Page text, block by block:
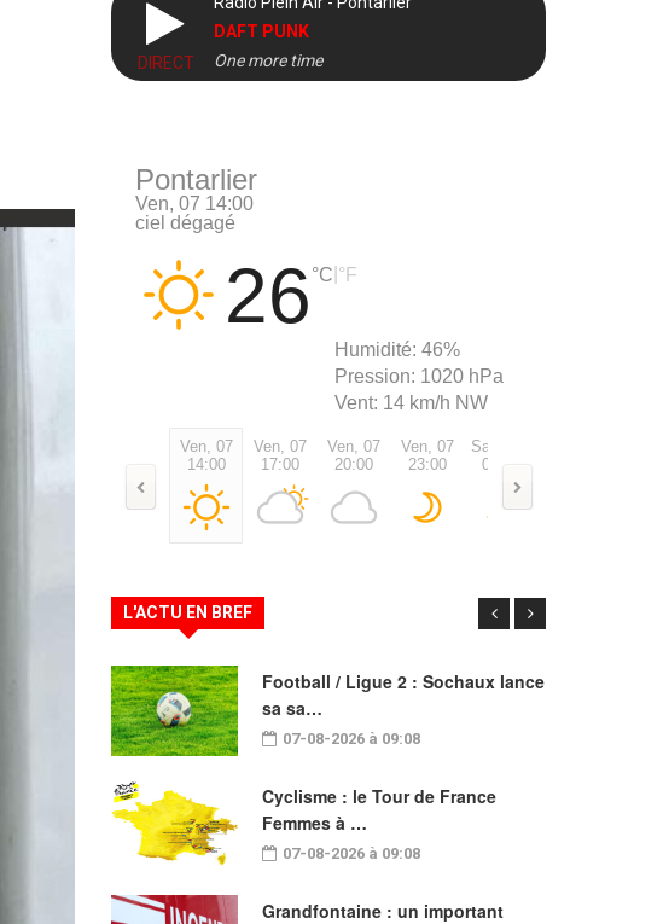
DIRECT
DAFT PUNK
One more time
Pontarlier
Ven, 07 14:00
ciel dégagé
26 °C °F
Humidité: 46%
Pression: 1020 hPa
Vent: 14 km/h NW
Ven, 07
14:00
Ven, 07
17:00
Ven, 07
20:00
Ven, 07
23:00
Sam, 08
02:00
L'ACTU EN BREF
Football / Ligue 2 : Sochaux lance
sa sa…
07-08-2026 à 09:08
Cyclisme : le Tour de France
Femmes à …
07-08-2026 à 09:08
Grandfontaine : un important